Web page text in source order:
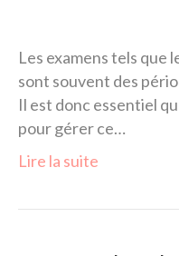
Les examens tels que
sont souvent des
Il est donc essentiel
pour gérer ce…
Lire la suite